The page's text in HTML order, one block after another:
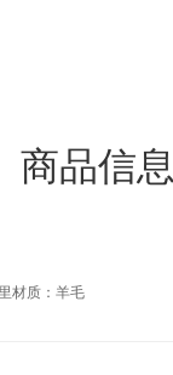
商品信息
材质：羊毛